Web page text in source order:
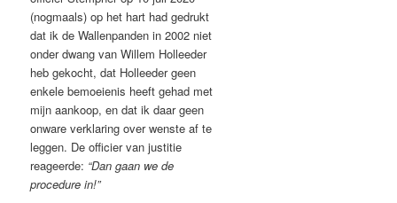
(nogmaals) op het hart had gedrukt
dat ik de Wallenpanden in 2002 niet
onder dwang van Willem Holleeder
heb gekocht, dat Holleeder geen
enkele bemoeienis heeft gehad met
mijn aankoop, en dat ik daar geen
onware verklaring over wenste af te
leggen. De officier van justitie
reageerde: “Dan gaan we de
procedure in!”